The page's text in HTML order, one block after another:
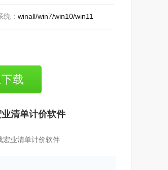
统： winall/win7/win10/win11
载
清单计价软件
宏业清单计价软件